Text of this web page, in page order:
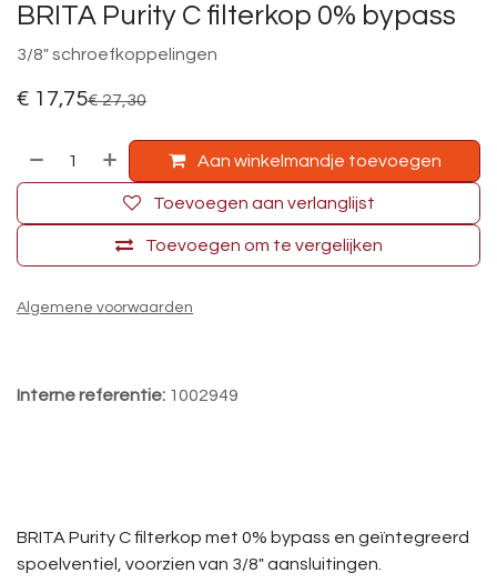
BRITA Purity C filterkop 0% bypass
3/8" schroefkoppelingen
€ 17,75€27,30
Aan winkelmandje toevoegen
Toevoegen om te vergelijken
Toevoegen aan verlanglijst
Algemene voorwaarden
Interne referentie: 1002949
BRITA Purity C filterkop met 0% bypass en geïntegreerd
spoelventiel, voorzien van 3/8" aansluitingen.